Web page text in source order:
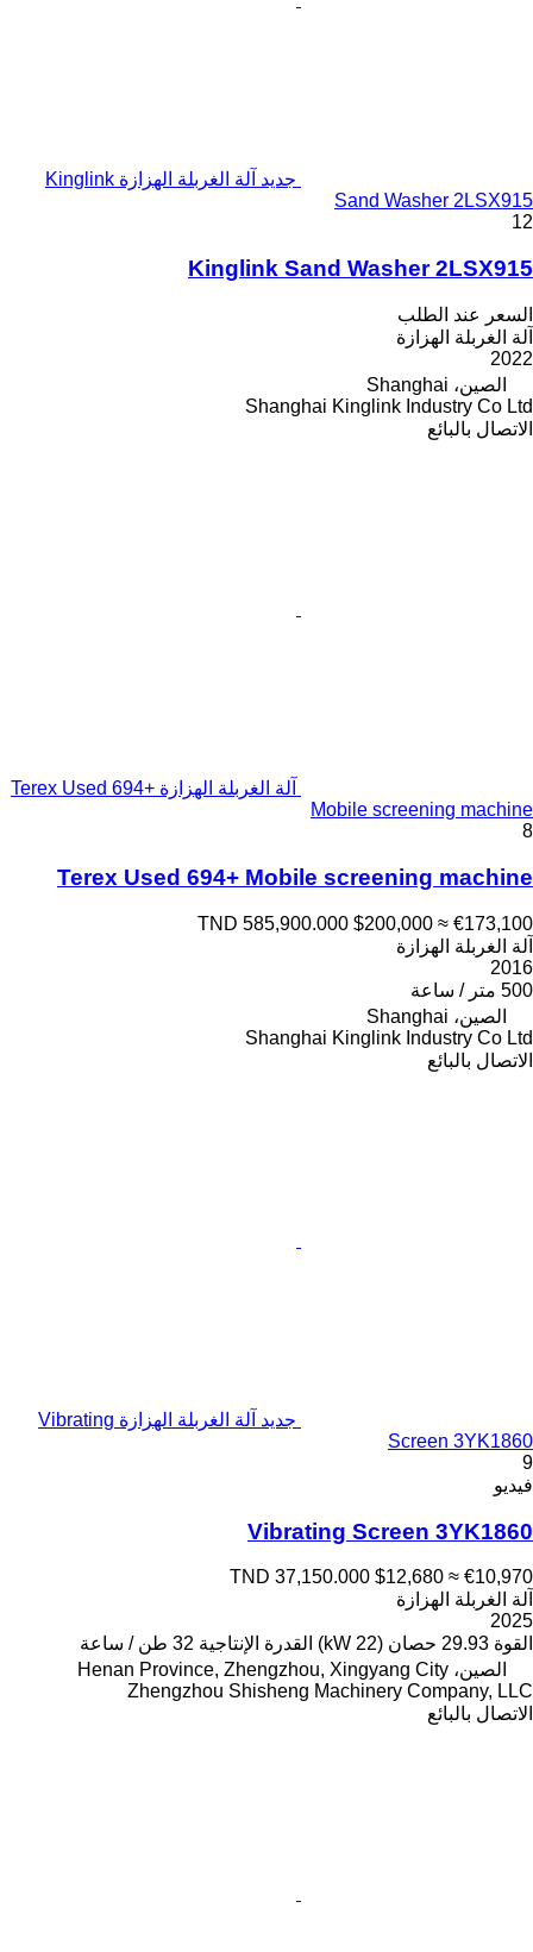
جديد آلة الغربلة الهزازة Kinglink
Sand Washer 2LSX915
12
Kinglink Sand Washer 2LSX915
السعر عند الطلب
آلة الغربلة الهزازة
2022
الصين، Shanghai
Shanghai Kinglink Industry Co Ltd
الاتصال بالبائع
آلة الغربلة الهزازة Terex Used 694+
Mobile screening machine
8
Terex Used 694+ Mobile screening machine
TND 585,900.000 $200,000 ≈ €173,100
آلة الغربلة الهزازة
2016
500 متر / ساعة
الصين، Shanghai
Shanghai Kinglink Industry Co Ltd
الاتصال بالبائع
جديد آلة الغربلة الهزازة Vibrating
Screen 3YK1860
9
فيديو
Vibrating Screen 3YK1860
TND 37,150.000 $12,680 ≈ €10,970
آلة الغربلة الهزازة
2025
القوة 29.93 حصان (22 kW) القدرة الإنتاجية 32 طن / ساعة
الصين، Henan Province, Zhengzhou, Xingyang City
Zhengzhou Shisheng Machinery Company, LLC
الاتصال بالبائع